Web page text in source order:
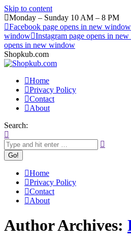
Skip to content
Monday – Sunday 10 AM – 8 PM
Facebook page opens in new window
window Instagram page opens in
opens in new window
Shopkub.com
Home
Privacy Policy
Contact
About
Search:
Home
Privacy Policy
Contact
About
Author Archives: